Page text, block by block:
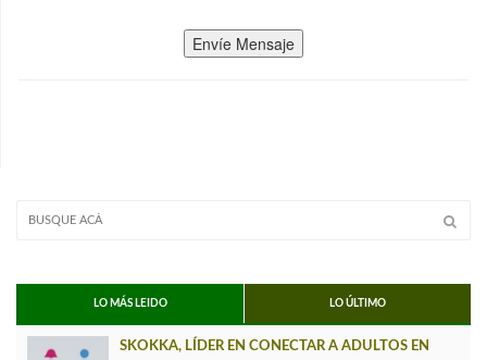
Envíe Mensaje
LO MÁS LEIDO LO ÚLTIMO
SKOKKA, LÍDER EN CONECTAR A ADULTOS EN